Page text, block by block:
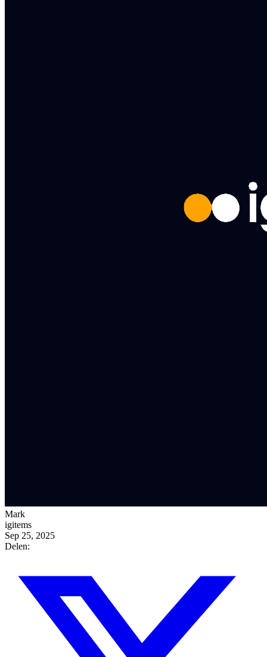
Mark
igitems
Sep 25, 2025
Delen: